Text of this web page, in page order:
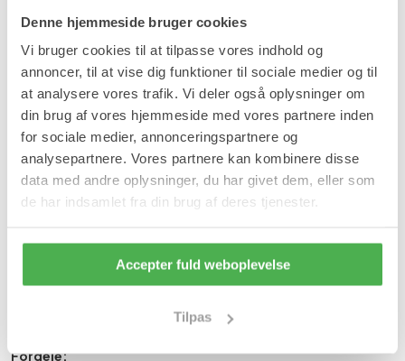
Denne hjemmeside bruger cookies
Vi bruger cookies til at tilpasse vores indhold og
annoncer, til at vise dig funktioner til sociale medier og til
at analysere vores trafik. Vi deler også oplysninger om
din brug af vores hjemmeside med vores partnere inden
for sociale medier, annonceringspartnere og
analysepartnere. Vores partnere kan kombinere disse
data med andre oplysninger, du har givet dem, eller som
de har indsamlet fra din brug af deres tjenester.
Accepter fuld weboplevelse
Tilpas
Læg i kurv
På lager
Forventet leveringstid:1-2 hverdage
Produktinformation
skæve tæer, så de ikke gnider mod hinanden og bliver ømme.
Tåpuderne minimerer smerter og skader på tæerne.
Tåpuderne kan også bruges til at korrigere skæve tæer.
Tåpuderne er fremstillet af en fleksibel og hygiejnisk gel, der er
slidstærk og elastisk, så de tilpasser sig den enkelte tå.
Fordele: